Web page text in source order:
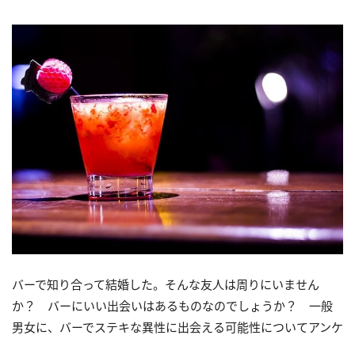
バーで知り合って結婚した。そんな友人は周りにいません
か？ バーにいい出会いはあるものなのでしょうか？ 一般
男女に、バーでステキな異性に出会える可能性についてアンケ